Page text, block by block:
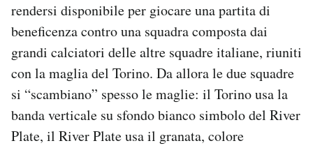
rendersi disponibile per giocare una partita di
beneficenza contro una squadra composta dai
grandi calciatori delle altre squadre italiane, riuniti
con la maglia del Torino. Da allora le due squadre
si “scambiano” spesso le maglie: il Torino usa la
banda verticale su sfondo bianco simbolo del River
Plate, il River Plate usa il granata, colore